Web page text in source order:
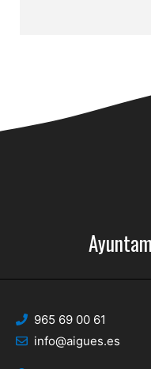
965 69 00 61
info@aigues.es